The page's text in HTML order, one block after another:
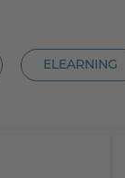
ELEARNING